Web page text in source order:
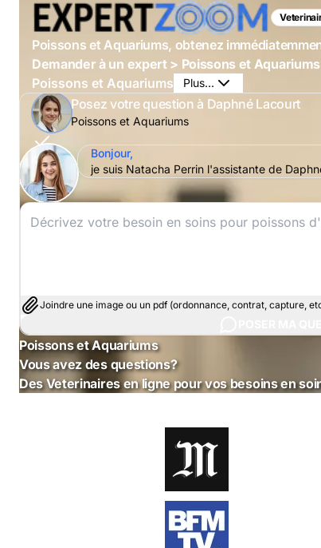
Poissons et Aquariums, obtenez
Demander à un expert > Poissons et
Poissons et Aquariums
Plus...
Posez votre question à Daphné Lacourt
Poissons et Aquariums
Bonjour,
je suis Natacha Perrin l'assistante de
Joindre une image ou un pdf (ordonnance, contrat, capture,
Poissons et Aquariums
Vous avez des questions?
Des Veterinaires en ligne pour vos besoins en